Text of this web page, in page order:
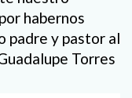
habernos
padre y pastor al
Torres